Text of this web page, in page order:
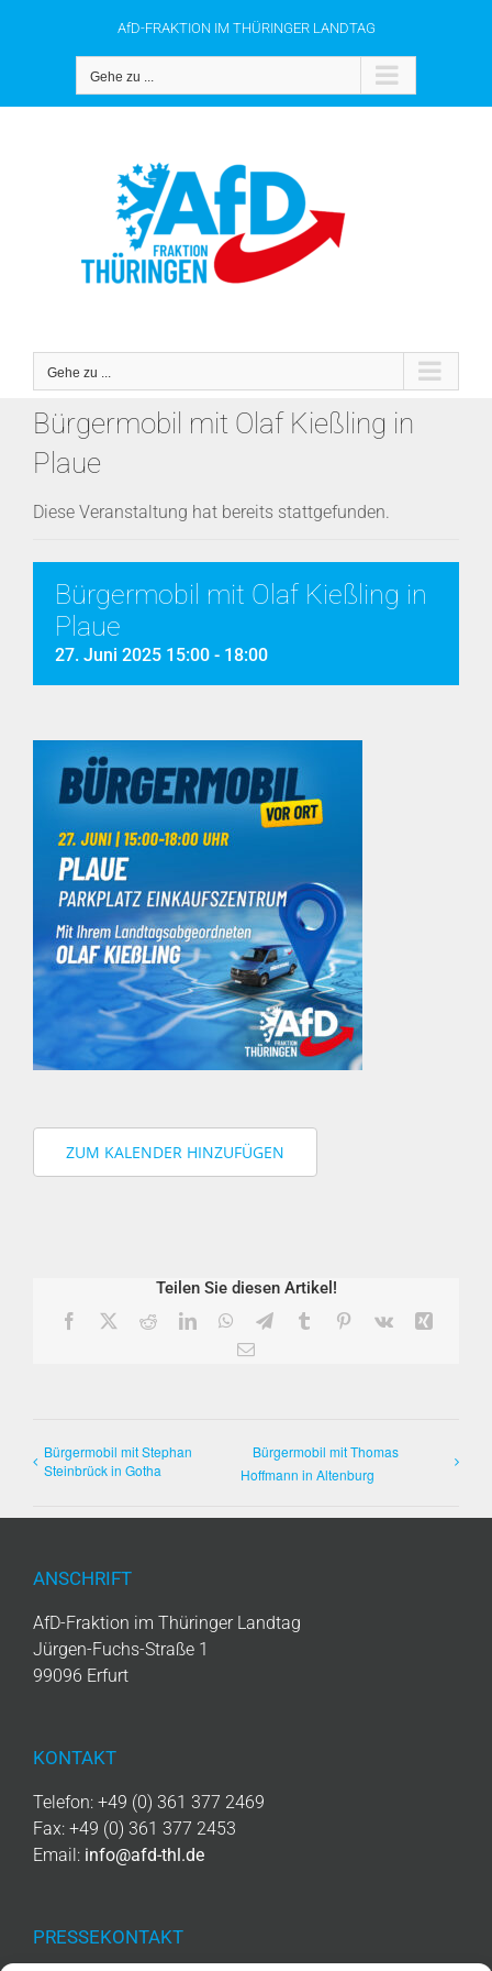
AfD-FRAKTION IM THÜRINGER LANDTAG
Gehe zu ...
Gehe zu ...
Bürgermobil mit Olaf Kießling in
Plaue
Diese Veranstaltung hat bereits stattgefunden.
Bürgermobil mit Olaf Kießling in
Plaue
27. Juni 2025 15:00 - 18:00
ZUM KALENDER HINZUFÜGEN
Teilen Sie diesen Artikel!
Facebook RedditLinkedInWhatsApp
TelegramTumblr Pinterest
Vk
E-
Bürgermobil mit Stephan
Steinbrück in Gotha
Bürgermobil mit Thomas
Hoffmann in Altenburg
ANSCHRIFT
AfD-Fraktion im Thüringer Landtag
Jürgen-Fuchs-Straße 1
99096 Erfurt
KONTAKT
Telefon: +49 (0) 361 377 2469
Fax: +49 (0) 361 377 2453
Email: info@afd-thl.de
PRESSEKONTAKT